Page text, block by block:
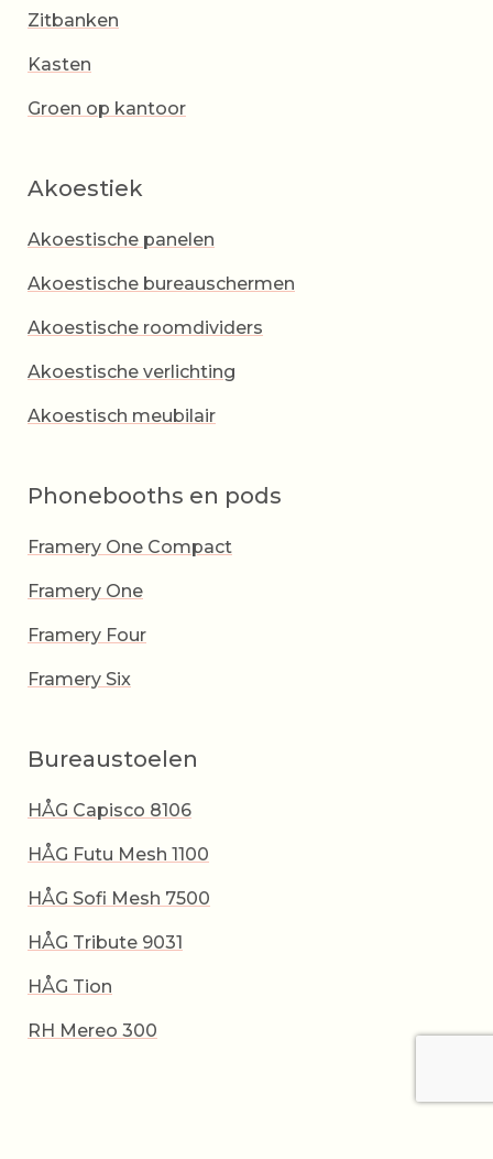
Zitbanken
Kasten
Groen op kantoor
Akoestiek
Akoestische panelen
Akoestische bureauschermen
Akoestische roomdividers
Akoestische verlichting
Akoestisch meubilair
Phonebooths en pods
Framery One Compact
Framery One
Framery Four
Framery Six
Bureaustoelen
HÅG Capisco 8106
HÅG Futu Mesh 1100
HÅG Sofi Mesh 7500
HÅG Tribute 9031
HÅG Tion
RH Mereo 300